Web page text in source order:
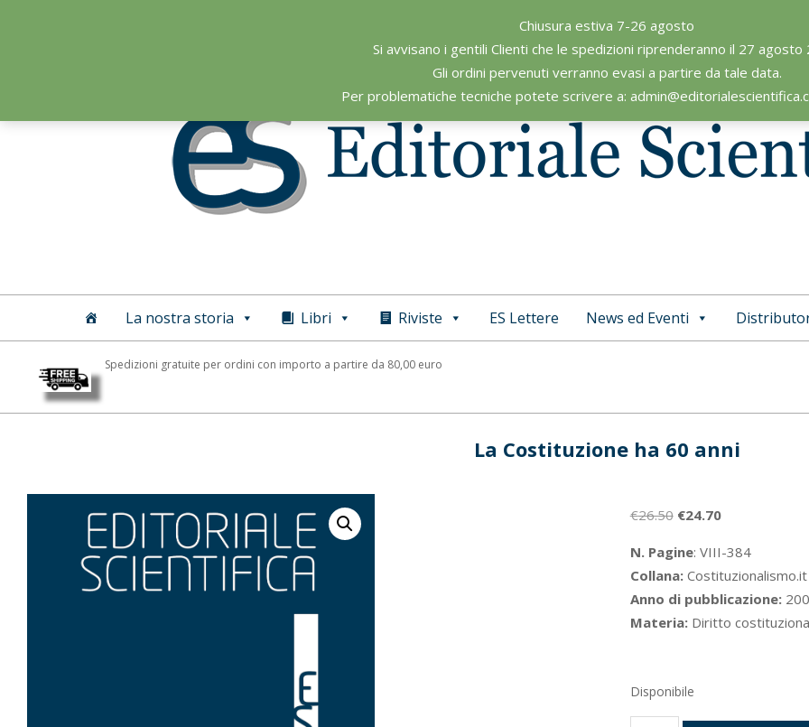
Chiusura estiva 7-26 agosto
Si avvisano i gentili Clienti che le spedizioni riprenderanno il 27 agosto
Gli ordini pervenuti verranno evasi a partire da tale data.
Per problematiche tecniche potete scrivere a:
Editoriale
Scientifica
Primary
La nostra storia Libri Riviste ES Lettere News ed Eventi
Spedizioni gratuite per ordini con importo a partire da 80,00 euro
La Costituzione ha 60 anni
€26.50 Il
originale
era:
€26.50.
€24.70Il
attuale
è:
€24.70.
N. Pagine: VIII-384
Collana:
Anno di pubblicazione:
Materia:Diritto
Disponibile